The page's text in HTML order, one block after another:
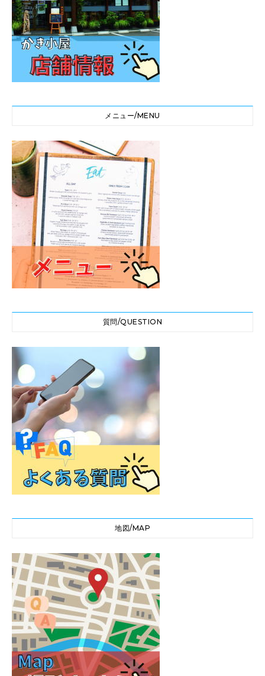
メニュー/MENU
質問/QUESTION
地図/MAP